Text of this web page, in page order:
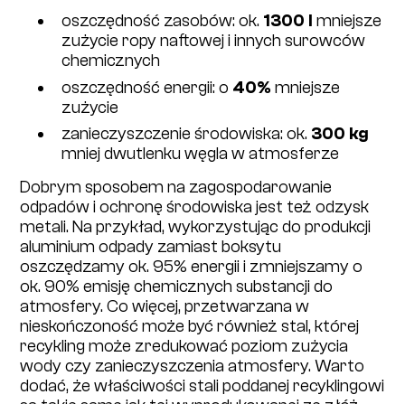
oszczędność zasobów: ok​. 1300 l mniejsze​
zużycie ropy naftowej i innych surowców
chemicznych
oszczędność energii: ​o 40% ​mniejsze
zużycie
zanieczyszczenie środowiska: ​ok​. 300 kg
mniej dwutlenku węgla w atmosferze
Dobrym sposobem na zagospodarowanie
odpadów i ochronę środowiska jest też odzysk
metali. Na przykład, wykorzystując do produkcji
aluminium odpady zamiast boksytu
oszczędzamy ok. 95% energii i zmniejszamy o
ok. 90% emisję chemicznych substancji do
atmosfery. Co więcej, przetwarzana w
nieskończoność może być również stal, której
recykling może zredukować poziom zużycia
wody czy zanieczyszczenia atmosfery. Warto
dodać, że właściwości stali poddanej recyklingowi